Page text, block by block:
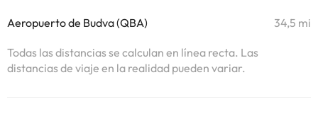
Aeropuerto de Budva (QBA) 34,5 mi
Todas las distancias se calculan en línea recta. Las
distancias de viaje en la realidad pueden variar.